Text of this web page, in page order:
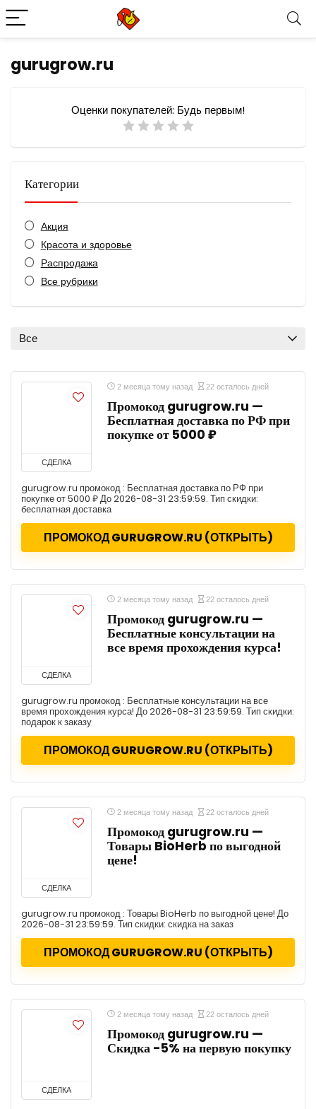
gurugrow.ru
Оценки покупателей: Будь первым!
Категории
Акция
Красота и здоровье
Распродажа
Все рубрики
Все
СДЕЛКА
2 месяца тому назад 22 осталось дней
Промокод gurugrow.ru —
Бесплатная доставка по РФ при
покупке от 5000 ₽
gurugrow.ru промокод : Бесплатная доставка по РФ при
покупке от 5000 ₽ До 2026-08-31 23:59:59. Тип скидки:
бесплатная доставка
ПРОМОКОД GURUGROW.RU (ОТКРЫТЬ)
СДЕЛКА
2 месяца тому назад 22 осталось дней
Промокод gurugrow.ru —
Бесплатные консультации на
все время прохождения курса!
gurugrow.ru промокод : Бесплатные консультации на все
время прохождения курса! До 2026-08-31 23:59:59. Тип скидки:
подарок к заказу
ПРОМОКОД GURUGROW.RU (ОТКРЫТЬ)
СДЕЛКА
2 месяца тому назад 22 осталось дней
Промокод gurugrow.ru —
Товары BioHerb по выгодной
цене!
gurugrow.ru промокод : Товары BioHerb по выгодной цене! До
2026-08-31 23:59:59. Тип скидки: скидка на заказ
ПРОМОКОД GURUGROW.RU (ОТКРЫТЬ)
СДЕЛКА
2 месяца тому назад 22 осталось дней
Промокод gurugrow.ru —
Скидка -5% на первую покупку